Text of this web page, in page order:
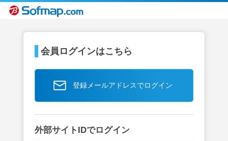
会員ログインはこちら
登録メールアドレスでログイン
外部サイトIDでログイン